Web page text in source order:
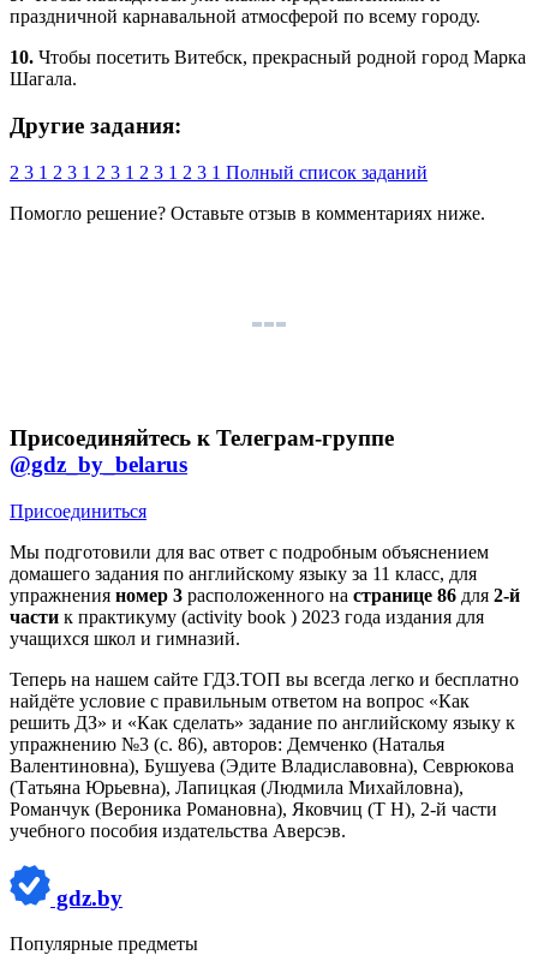
праздничной карнавальной атмосферой по всему городу.
10. Чтобы посетить Витебск, прекрасный родной город Марка
Шагала.
Другие задания:
2 3 1 2 3 1 2 3 1 2 3 1 2 3 1 Полный список заданий
Помогло решение? Оставьте отзыв в комментариях ниже.
Присоединяйтесь к Телеграм-группе
@gdz_by_belarus
Присоединиться
Мы подготовили для вас ответ c подробным объяснением
домашего задания по английскому языку за 11 класс, для
упражнения номер 3 расположенного на странице 86 для 2-й
части к практикуму (activity book ) 2023 года издания для
учащихся школ и гимназий.
Теперь на нашем сайте ГДЗ.ТОП вы всегда легко и бесплатно
найдёте условие с правильным ответом на вопрос «Как
решить ДЗ» и «Как сделать» задание по английскому языку к
упражнению №3 (с. 86), авторов: Демченко (Наталья
Валентиновна), Бушуева (Эдите Владиславовна), Севрюкова
(Татьяна Юрьевна), Лапицкая (Людмила Михайловна),
Романчук (Вероника Романовна), Яковчиц (Т Н), 2-й части
учебного пособия издательства Аверсэв.
gdz.by
Популярные предметы